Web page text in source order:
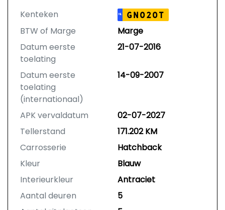
Kenteken NL GN020T
BTW of Marge
Marge
Datum eerste
toelating
21-07-2016
Datum eerste
toelating
(internationaal)
14-09-2007
APK vervaldatum
02-07-2027
Tellerstand
171.202 KM
Carrosserie
Hatchback
Kleur
Blauw
Interieurkleur
Antraciet
Aantal deuren
5